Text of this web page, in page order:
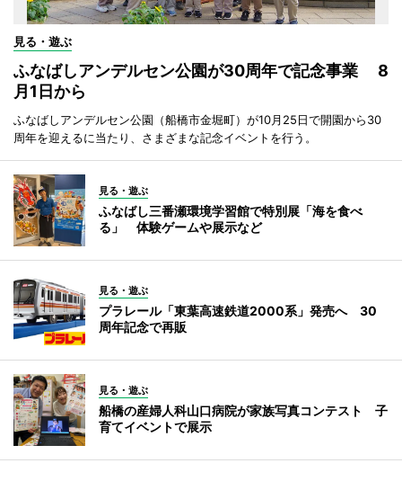
見る・遊ぶ
ふなばしアンデルセン公園が30周年で記念事業 8
月1日から
ふなばしアンデルセン公園（船橋市金堀町）が10月25日で開園から30
周年を迎えるに当たり、さまざまな記念イベントを行う。
見る・遊ぶ
ふなばし三番瀬環境学習館で特別展「海を食べ
る」 体験ゲームや展示など
見る・遊ぶ
プラレール「東葉高速鉄道2000系」発売へ 30
周年記念で再販
見る・遊ぶ
船橋の産婦人科山口病院が家族写真コンテスト 子
育てイベントで展示